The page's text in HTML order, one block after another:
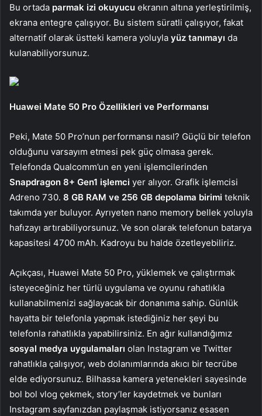
Bu ortada parmak izi okuyucu ekranın altına yerleştirilmiş,
ekrana entegre çalışıyor. Bu sistem süratli çalışıyor, fakat
alternatif olarak üstteki kamera yoluyla yüz tanımayı da
kulanabiliyorsunuz.
Huawei Mate 50 Pro Özellikleri ve Performansı
Peki, Mate 50 Pro’nun performansı nasıl? Güçlü bir telefon
olduğunu varsayım etmesi pek güç olmasa gerek.
Telefonda Qualcomm’un en yeni işlemcilerinden
Snapdragon 8+ Gen1 işlemci yer alıyor. Grafik işlemcisi
Adreno 730. 8 GB RAM ve 256 GB depolama birimi teknik
takımda yer buluyor. Ayrıyeten nano memory bellek yoluyla
hafızayı artırabiliyorsunuz. Ve son olarak telefonun batarya
kapasitesi 4700 mAh. Kadroyu bu halde özetleyebiliriz.
Açıkçası, Huawei Mate 50 Pro, yüklemek ve çalıştırmak
isteyeceğiniz her türlü uygulama ve oyunu rahatlıkla
kullanabilmenizi sağlayacak bir donanıma sahip. Günlük
hayatta bir telefonla yapmak istediğiniz her şeyi bu
telefonla rahatlıkla yapabilirsiniz. En ağır kullandığımız
sosyal medya uygulamaları olan Instagram ve Twitter
rahatlıkla çalışıyor, web dolanımlarında akıcı bir tecrübe
elde ediyorsunuz. Bilhassa kamera yetenekleri sayesinde
bol bol vlog çekmek, story’ler kaydetmek ve bunları
Instagram sayfanızdan paylaşmak istiyorsanız esasen